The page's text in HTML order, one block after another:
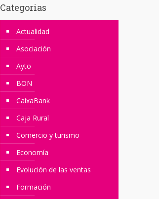
Categorias
Actualidad
Asociación
Ayto
BON
CaixaBank
Caja Rural
Comercio y turismo
Economía
Evolución de las ventas
Formación